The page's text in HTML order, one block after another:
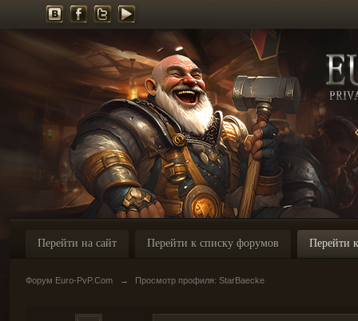
Перейти на сайт Перейти к списку форумов Перейти
Форум Euro-PvP.Com → Просмотр профиля: StarBaecke